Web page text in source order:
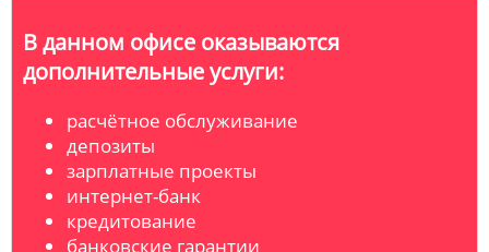
В данном офисе оказываются
дополнительные услуги:
расчётное обслуживание
депозиты
зарплатные проекты
интернет-банк
кредитование
банковские гарантии